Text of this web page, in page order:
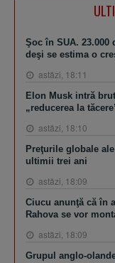
Şoc în SUA.
deşi se estima o
astăzi, 18:11
Elon Musk intră
„reducerea la
astăzi, 18:10
Preţurile globale
ultimii trei ani
astăzi, 18:09
Ciucu anunţă că în
Rahova se vor
astăzi, 18:09
Grupul anglo-